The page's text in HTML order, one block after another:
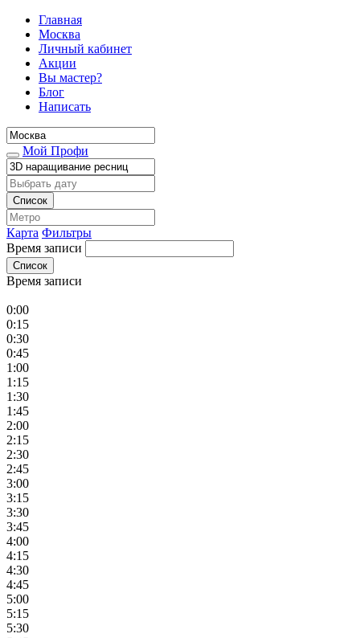
Главная
Москва
Личный кабинет
Акции
Вы мастер?
Блог
Написать
Мой Профи
Список
Карта Фильтры
Время записи
Список
Время записи
0:00
0:15
0:30
0:45
1:00
1:15
1:30
1:45
2:00
2:15
2:30
2:45
3:00
3:15
3:30
3:45
4:00
4:15
4:30
4:45
5:00
5:15
5:30